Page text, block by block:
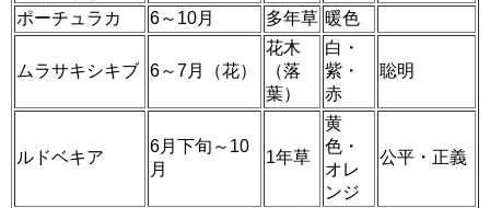
ポーチュラカ 6～10月 多年草 暖色
ムラサキシキブ 6～7月（花）
花木
（落
葉）
白・
紫・
赤
聡明
ルドベキア
6月下旬～10
月
1年草
黄
色・
オレ
ンジ
公平・正義